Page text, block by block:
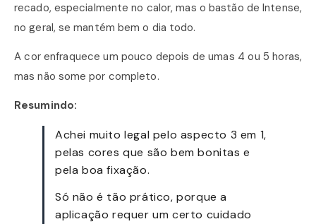
recado, especialmente no calor, mas o bastão de Intense,
no geral, se mantém bem o dia todo.
A cor enfraquece um pouco depois de umas 4 ou 5 horas,
mas não some por completo.
Resumindo:
Achei muito legal pelo aspecto 3 em 1,
pelas cores que são bem bonitas e
pela boa fixação.
Só não é tão prático, porque a
aplicação requer um certo cuidado